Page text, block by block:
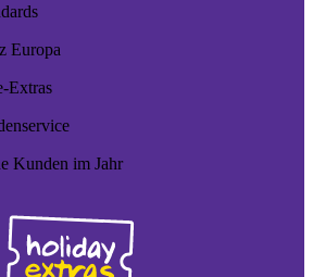
Europa
Extras
Kunden im Jahr